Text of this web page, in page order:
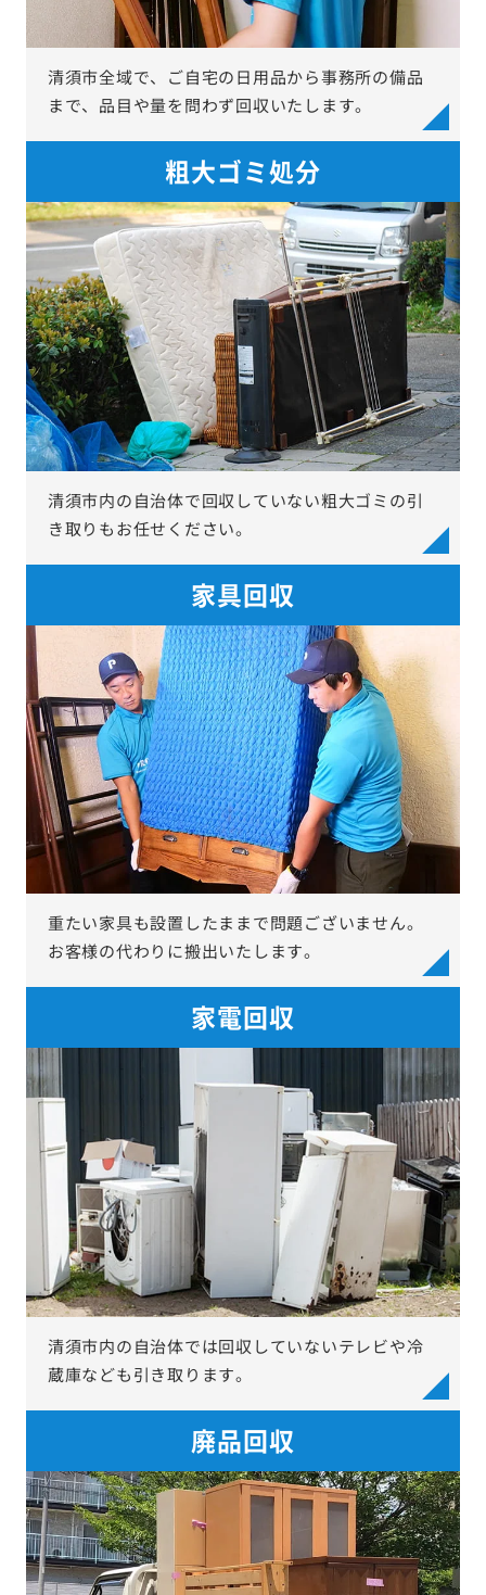
清須市全域で、ご自宅の日用品から事務所の備品
まで、品目や量を問わず回収いたします。
粗大ゴミ処分
清須市内の自治体で回収していない粗大ゴミの引
き取りもお任せください。
家具回収
重たい家具も設置したままで問題ございません。
お客様の代わりに搬出いたします。
家電回収
清須市内の自治体では回収していないテレビや冷
蔵庫なども引き取ります。
廃品回収